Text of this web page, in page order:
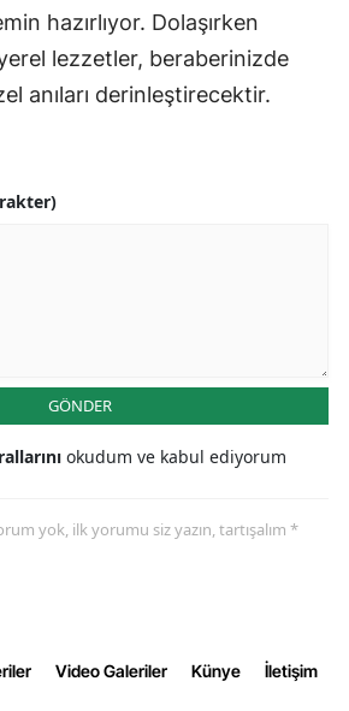
hazırlıyor. Dolaşırken
yerel lezzetler, beraberinizde
anıları derinleştirecektir.
GÖNDER
okudum ve kabul ediyorum
yok, ilk yorumu siz yazın, tartışalım *
Video Galeriler Künye İletişim